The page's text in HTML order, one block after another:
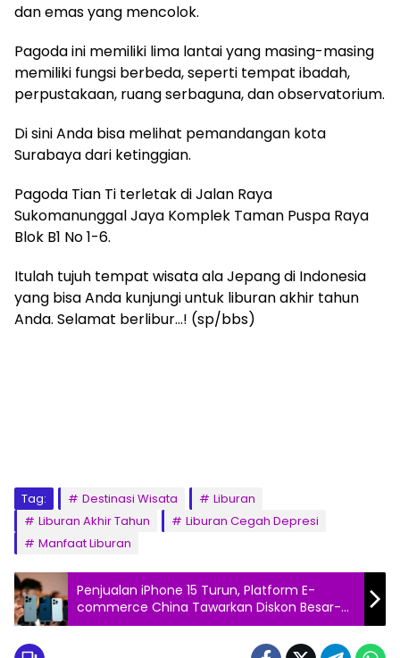
dan emas yang mencolok.
Pagoda ini memiliki lima lantai yang masing-masing
memiliki fungsi berbeda, seperti tempat ibadah,
perpustakaan, ruang serbaguna, dan observatorium.
Di sini Anda bisa melihat pemandangan kota
Surabaya dari ketinggian.
Pagoda Tian Ti terletak di Jalan Raya
Sukomanunggal Jaya Komplek Taman Puspa Raya
Blok B1 No 1-6.
Itulah tujuh tempat wisata ala Jepang di Indonesia
yang bisa Anda kunjungi untuk liburan akhir tahun
Anda. Selamat berlibur…! (sp/bbs)
Tag: Destinasi Wisata
Liburan
Liburan Akhir Tahun
Liburan Cegah Depresi
Manfaat Liburan
Penjualan iPhone 15 Turun, Platform E-
commerce China Tawarkan Diskon Besar-
besaran